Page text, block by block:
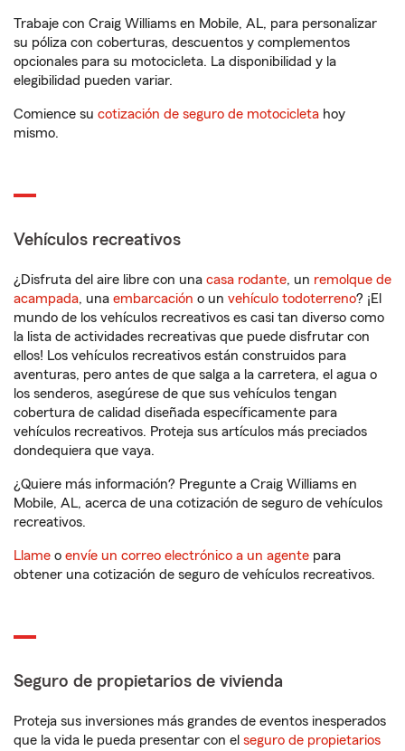
Trabaje con Craig Williams en Mobile, AL, para personalizar
su póliza con coberturas, descuentos y complementos
opcionales para su motocicleta. La disponibilidad y la
elegibilidad pueden variar.
Comience su cotización de seguro de motocicleta hoy
mismo.
Vehículos recreativos
¿Disfruta del aire libre con una casa rodante, un remolque de
acampada, una embarcación o un vehículo todoterreno? ¡El
mundo de los vehículos recreativos es casi tan diverso como
la lista de actividades recreativas que puede disfrutar con
ellos! Los vehículos recreativos están construidos para
aventuras, pero antes de que salga a la carretera, el agua o
los senderos, asegúrese de que sus vehículos tengan
cobertura de calidad diseñada específicamente para
vehículos recreativos. Proteja sus artículos más preciados
dondequiera que vaya.
¿Quiere más información? Pregunte a Craig Williams en
Mobile, AL, acerca de una cotización de seguro de vehículos
recreativos.
Llame o envíe un correo electrónico a un agente para
obtener una cotización de seguro de vehículos recreativos.
Seguro de propietarios de vivienda
Proteja sus inversiones más grandes de eventos inesperados
que la vida le pueda presentar con el seguro de propietarios